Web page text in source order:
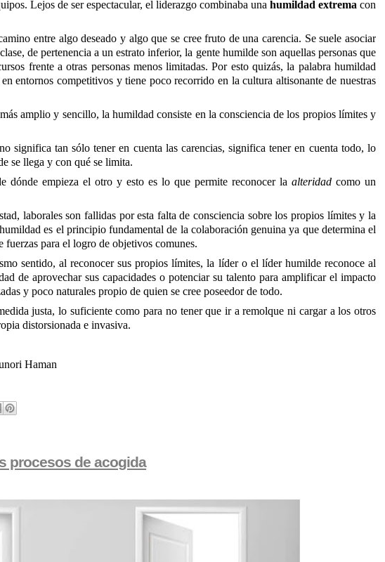
Lejos de ser espectacular, el liderazgo combinaba una humildad extrema con
entre algo deseado y algo que se cree fruto de una carencia. Se suele asociar
de pertenencia a un estrato inferior, la gente humilde son aquellas personas que
frente a otras personas menos limitadas. Por esto quizás, la palabra humildad
entornos competitivos y tiene poco recorrido en la cultura altisonante de nuestras
amplio y sencillo, la humildad consiste en la consciencia de los propios límites y
significa tan sólo tener en cuenta las carencias, significa tener en cuenta todo, lo
se llega y con qué se limita.
dónde empieza el otro y esto es lo que permite reconocer laalteridad como un
laborales son fallidas por esta falta de consciencia sobre los propios límites y la
es el principio fundamental de la colaboración genuina ya que determina el
para el logro de objetivos comunes.
sentido, al reconocer sus propios límites, la líder o el líder humilde reconoce al
de aprovechar sus capacidades o potenciar su talento para amplificar el impacto
y poco naturales propio de quien se cree poseedor de todo.
justa, lo suficiente como para no tener que ir a remolque ni cargar a los otros
distorsionada e invasiva.
Haman
procesos de acogida